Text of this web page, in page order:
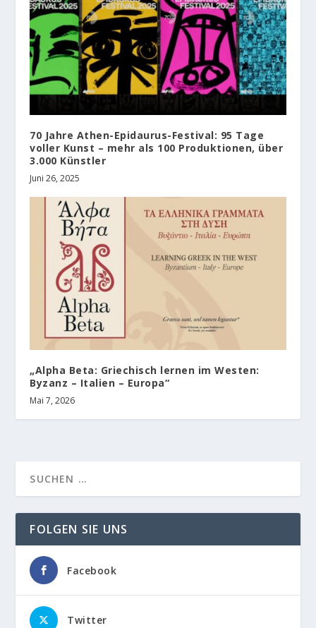
70 Jahre Athen-Epidaurus-Festival: 95 Tage
voller Kunst – mehr als 100 Produktionen, über
3.000 Künstler
Juni 26, 2025
„Alpha Beta: Griechisch lernen im Westen:
Byzanz – Italien – Europa“
Mai 7, 2026
FOLGEN SIE UNS
Facebook
Twitter